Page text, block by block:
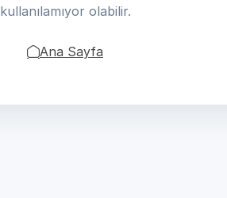
kullanılamıyor olabilir.
Ana Sayfa